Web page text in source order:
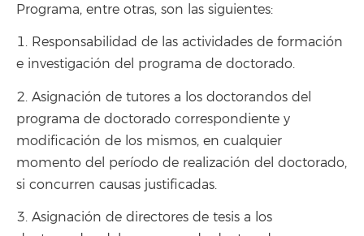
Programa, entre otras, son las siguientes:
1. Responsabilidad de las actividades de formación
e investigación del programa de doctorado.
2. Asignación de tutores a los doctorandos del
programa de doctorado correspondiente y
modificación de los mismos, en cualquier
momento del período de realización del doctorado,
si concurren causas justificadas.
3. Asignación de directores de tesis a los